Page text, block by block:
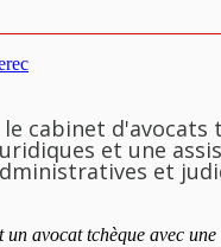
le cabinet
et une
et
un avocat tchèque avec une